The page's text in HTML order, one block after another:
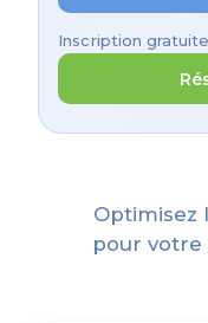
Inscription
Optimisez
pour votre